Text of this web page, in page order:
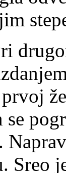
prvoj
se
Sreo